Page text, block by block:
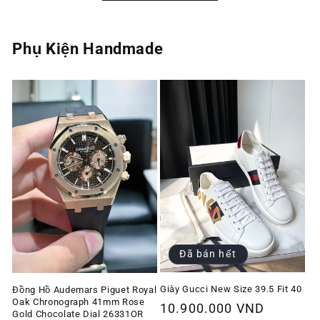
Phụ Kiện Handmade
Đồng Hồ Audemars Piguet Royal
Oak Chronograph 41mm Rose
Gold Chocolate Dial 26331OR
Đã bán hết
Giày Gucci New Size 39.5 Fit 40
Giá
10.900.000 VND